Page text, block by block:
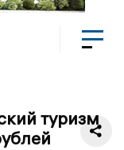
туризм